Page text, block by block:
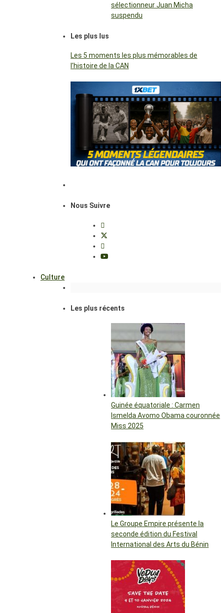
sélectionneur Juan Micha
suspendu
Les plus lus
Les 5 moments les plus mémorables de
l’histoire de la CAN
Nous Suivre
Culture
Les plus récents
Guinée équatoriale : Carmen
Ismelda Avomo Obama couronnée
Miss 2025
Le Groupe Empire présente la
seconde édition du Festival
International des Arts du Bénin